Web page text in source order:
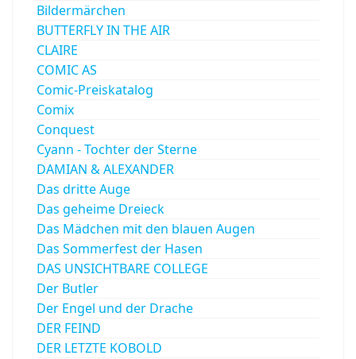
Bildermärchen
BUTTERFLY IN THE AIR
CLAIRE
COMIC AS
Comic-Preiskatalog
Comix
Conquest
Cyann - Tochter der Sterne
DAMIAN & ALEXANDER
Das dritte Auge
Das geheime Dreieck
Das Mädchen mit den blauen Augen
Das Sommerfest der Hasen
DAS UNSICHTBARE COLLEGE
Der Butler
Der Engel und der Drache
DER FEIND
DER LETZTE KOBOLD